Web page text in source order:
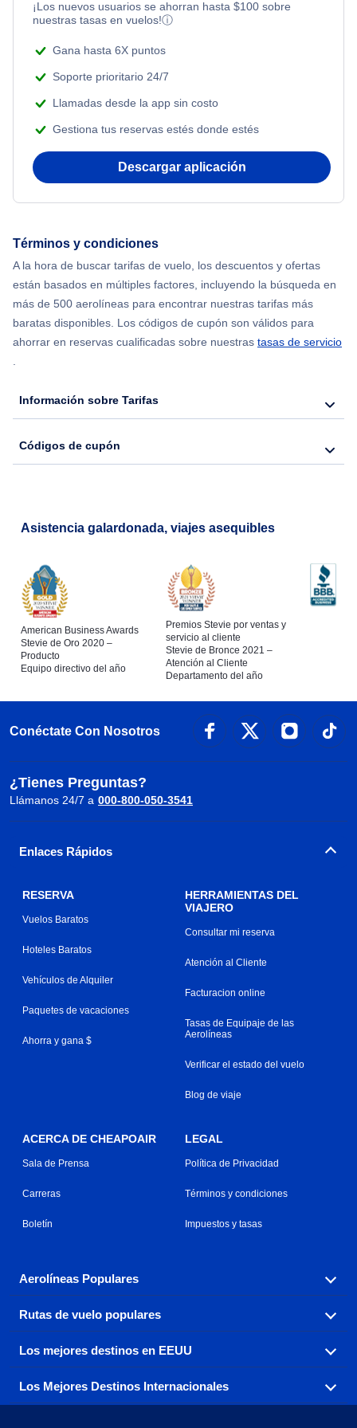
Flights Under $99
Flights Under $199
Flights from Nueva York to Tel Aviv
Flights from Nueva York to Atenas
Flights from Shanghai to Nueva York
Flights from Delhi to Nueva York
Flights from Chicago to Delhi
Flights from Nueva York to Seúl
Flights from Nueva York to Barcelona
Romantic Vacations
Adventure Vacations
Beach Vacations
¡Los nuevos usuarios se ahorran hasta $100 sobre
nuestras tasas en vuelos!ⓘ
Gana hasta 6X puntos
Soporte prioritario 24/7
Llamadas desde la app sin costo
Gestiona tus reservas estés donde estés
Descargar aplicación
Términos y condiciones
A la hora de buscar tarifas de vuelo, los descuentos y ofertas
están basados en múltiples factores, incluyendo la búsqueda en
más de 500 aerolíneas para encontrar nuestras tarifas más
baratas disponibles. Los códigos de cupón son válidos para
ahorrar en reservas cualificadas sobre nuestras tasas de servicio
.
Información sobre Tarifas
Códigos de cupón
Asistencia galardonada, viajes asequibles
American Business Awards
Stevie de Oro 2020 –
Producto
Equipo directivo del año
Premios Stevie por ventas y
servicio al cliente
Stevie de Bronce 2021 –
Atención al Cliente
Departamento del año
Conéctate Con Nosotros
¿Tienes Preguntas?
Llámanos 24/7 a 000-800-050-3541
Enlaces Rápidos
RESERVA
Vuelos Baratos
Hoteles Baratos
Vehículos de Alquiler
Paquetes de vacaciones
Ahorra y gana $
HERRAMIENTAS DEL
VIAJERO
Consultar mi reserva
Atención al Cliente
Facturacion online
Tasas de Equipaje de las
Aerolíneas
Verificar el estado del vuelo
Blog de viaje
ACERCA DE CHEAPOAIR
Sala de Prensa
Carreras
Boletín
LEGAL
Política de Privacidad
Términos y condiciones
Impuestos y tasas
Aerolíneas Populares
Explora nuestras opciones de tarifas aéreas baratas por
aerolínea, con más de 500 opciones para elegir.
Aeromexico
Air France Alaska Airlines
Rutas de vuelo populares
Reserva una de nuestras rutas de vuelo más populares
con tres sencillos clics.
Los mejores destinos en EEUU
Encuentra boletos de avión baratos a destinos
populares de los EEUU de costa a costa.
Los Mejores Destinos Internacionales